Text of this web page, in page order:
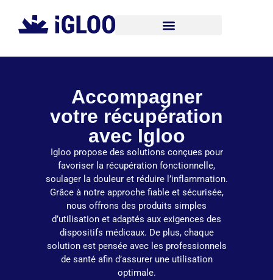
Accompagner
votre récupération
avec Igloo
Igloo propose des solutions conçues pour
favoriser la récupération fonctionnelle,
soulager la douleur et réduire l’inflammation.
Grâce à notre approche fiable et sécurisée,
nous offrons des produits simples
d’utilisation et adaptés aux exigences des
dispositifs médicaux. De plus, chaque
solution est pensée avec les professionnels
de santé afin d’assurer une utilisation
optimale.